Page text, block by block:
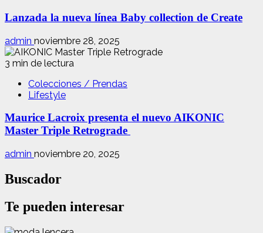
Lanzada la nueva línea Baby collection de Create
admin noviembre 28, 2025
3 min de lectura
Colecciones / Prendas
Lifestyle
Maurice Lacroix presenta el nuevo AIKONIC
Master Triple Retrograde
admin noviembre 20, 2025
Buscador
Te pueden interesar